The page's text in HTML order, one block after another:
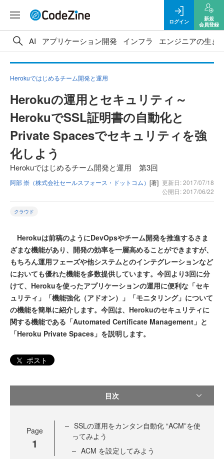
ログイン
新規
会員登録
AI アプリケーション開発 インフラ エンジニアの生き
Herokuではじめるチーム開発と運用
Herokuの運用とセキュリティ～
HerokuでSSL証明書の自動化と
Private Spacesでセキュリティを強
化しよう
Herokuではじめるチーム開発と運用 第3回
阿部 崇（株式会社セールスフォース・ドットコム） [著] 更新日: 2017/07/18
公開日: 2017/06/22
クラウド
Herokuは前稿のようにDevOpsやチーム開発を推進するさま
ざまな機能があり、開発の効率を一層高めることができますが、
もちろん運用フェーズや他システムとのインテグレーションなど
においても優れた機能を多数提供しています。今回より3回に分
けて、Herokuを使ったアプリケーションの運用に便利な「セキ
ュリティ」「機能強化（アドオン）」「モニタリング」について
の機能を簡単に紹介します。今回は、Herokuのセキュリティに
関する機能である「Automated Certificate Management」と
「Heroku Private Spaces」を説明します。
ポスト
目次
Page
1
SSLの運用をカンタン自動化 “ACM”を使
ってみよう
ACM を設定してみよう